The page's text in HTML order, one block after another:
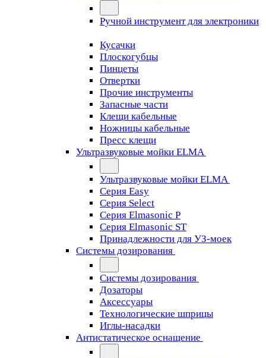
Ручной инструмент для электроники
Кусачки
Плоскогубцы
Пинцеты
Отвертки
Прочие инструменты
Запасные части
Клещи кабельные
Ножницы кабельные
Пресс клещи
Ультразвуковые мойки ELMA
Ультразвуковые мойки ELMA
Серия Easy
Серия Select
Серия Elmasonic P
Серия Elmasonic ST
Принадлежности для УЗ-моек
Системы дозирования
Системы дозирования
Дозаторы
Аксессуары
Технологические шприцы
Иглы-насадки
Антистатическое оснащение